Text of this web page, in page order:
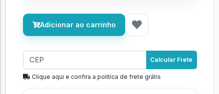
Adicionar ao carrinho
Calcular Frete
Clique aqui e confira a politíca de frete grátis